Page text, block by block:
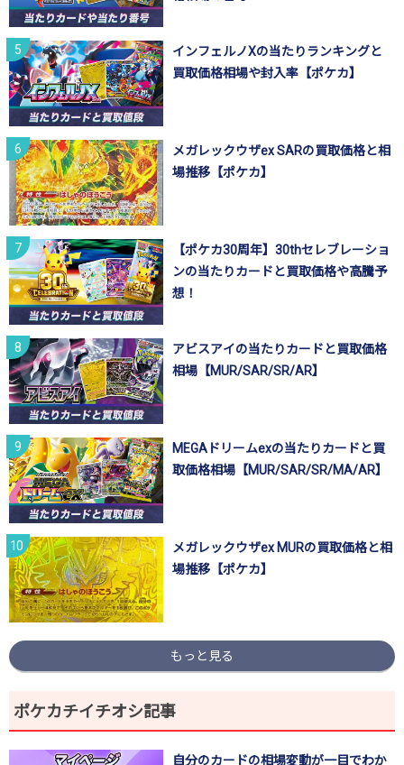
インフェルノXの当たりランキングと
買取価格相場や封入率【ポケカ】
メガレックウザex SARの買取価格と相
場推移【ポケカ】
【ポケカ30周年】30thセレブレーショ
ンの当たりカードと買取価格や高騰予
想！
アビスアイの当たりカードと買取価格
相場【MUR/SAR/SR/AR】
MEGAドリームexの当たりカードと買
取価格相場【MUR/SAR/SR/MA/AR】
メガレックウザex MURの買取価格と相
場推移【ポケカ】
もっと見る
ポケカチイチオシ記事
自分のカードの相場変動が一目でわか